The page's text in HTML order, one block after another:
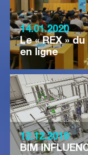
14.01.2020
Le « REX »
en ligne
12.12.2019
BIM